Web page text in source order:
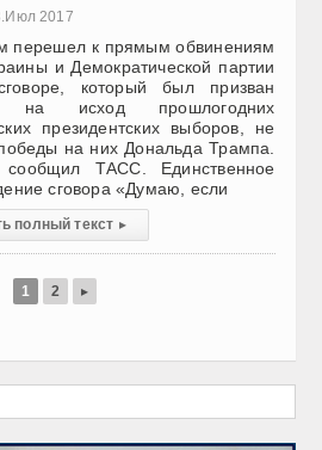
2017
перешел к прямым обвинениям
и Демократической партии
который был призван
на исход прошлогодних
президентских выборов, не
на них Дональда Трампа.
ТАСС. Единственное
сговора «Думаю, если
полный текст ▸
1 2 ▸